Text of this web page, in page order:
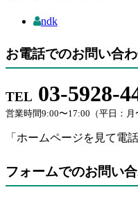
ndk
お電話でのお問い合
TEL 03-5928-
営業時間9:00〜17:00（平日：月
「ホームページを見て電
フォームでのお問い